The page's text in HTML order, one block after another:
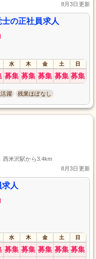
8月3日更新
の正社員求人
水 木 金 土 日
募集 募集 募集 募集 募集
躍 残業ほぼなし
西米沢駅から3.4km
8月3日更新
人
水 木 金 土 日
募集 募集 募集 募集 募集